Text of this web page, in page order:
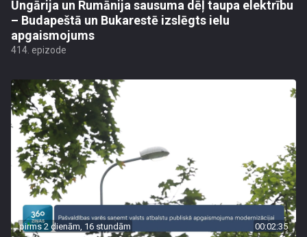
Ungārija un Rumānija sausuma dēļ taupa elektrību
– Budapeštā un Bukarestē izslēgts ielu
apgaismojums
414. epizode
pirms 2 dienām, 16 stundām 00:02:35